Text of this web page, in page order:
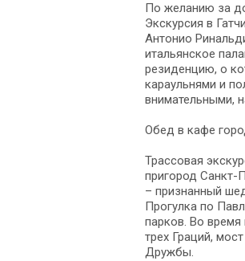
По желанию за
Экскурсия в
Антонио
итальянское
резиденцию, о
караульнями и
внимательными,
Обед в кафе
Трассовая
пригород Санкт-
– признанный
Прогулка по
парков. Во время
трех Граций,
Дружбы.